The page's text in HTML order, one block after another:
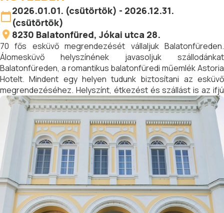
2026.01.01. (csütörtök) - 2026.12.31.
(csütörtök)
8230 Balatonfüred, Jókai utca 28.
70 fős esküvő megrendezését vállaljuk Balatonfüreden.
Álomesküvő helyszínének javasoljuk szállodánkat
Balatonfüreden, a romantikus balatonfüredi műemlék Astoria
Hotelt. Mindent egy helyen tudunk biztosítani az esküvő
megrendezéséhez. Helyszínt, étkezést és szállást is az ifjú
párnak és a násznépnek. A Hotel elegáns étterme kiválóan
alkalmas esküvői ebédek, vacsorák lebonyolítására.
Csodálatos álomesküvője lehet Balatonfüreden. Szeretettel
várjuk ajánlatkérését.